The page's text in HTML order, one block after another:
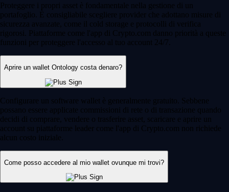
Proteggere i propri asset è fondamentale nella gestione di un
portafoglio. È consigliabile scegliere provider che adottano misure di
sicurezza avanzate, come il cold storage e protocolli di verifica
rigorosi. Piattaforme come l'app di Crypto.com danno priorità a queste
funzioni per proteggere l'accesso al tuo account 24/7.
Aprire un wallet Ontology costa denaro?
Configurare un software wallet è generalmente gratuito. Sebbene
possano essere applicate commissioni di rete o di transazione quando
decidi di comprare, vendere o trasferire asset, scaricare e aprire un
account su piattaforme leader come l'app di Crypto.com non richiede
alcun costo iniziale.
Come posso accedere al mio wallet ovunque mi trovi?